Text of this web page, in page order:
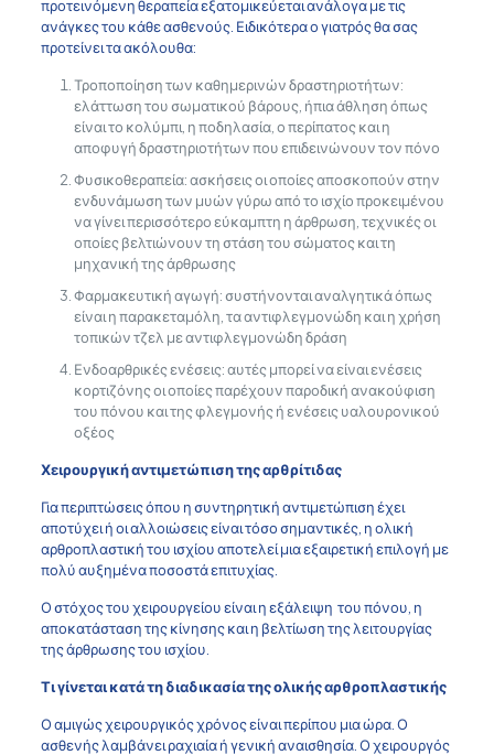
προτεινόμενη θεραπεία εξατομικεύεται ανάλογα με τις
ανάγκες του κάθε ασθενούς. Ειδικότερα ο γιατρός θα σας
προτείνει τα ακόλουθα:
Τροποποίηση των καθημερινών δραστηριοτήτων:
ελάττωση του σωματικού βάρους, ήπια άθληση όπως
είναι το κολύμπι, η ποδηλασία, ο περίπατος και η
αποφυγή δραστηριοτήτων που επιδεινώνουν τον πόνο
Φυσικοθεραπεία: ασκήσεις οι οποίες αποσκοπούν στην
ενδυνάμωση των μυών γύρω από το ισχίο προκειμένου
να γίνει περισσότερο εύκαμπτη η άρθρωση, τεχνικές οι
οποίες βελτιώνουν τη στάση του σώματος και τη
μηχανική της άρθρωσης
Φαρμακευτική αγωγή: συστήνονται αναλγητικά όπως
είναι η παρακεταμόλη, τα αντιφλεγμονώδη και η χρήση
τοπικών τζελ με αντιφλεγμονώδη δράση
Ενδοαρθρικές ενέσεις: αυτές μπορεί να είναι ενέσεις
κορτιζόνης οι οποίες παρέχουν παροδική ανακούφιση
του πόνου και της φλεγμονής ή ενέσεις υαλουρονικού
οξέος
Χειρουργική αντιμετώπιση της αρθρίτιδας
Για περιπτώσεις όπου η συντηρητική αντιμετώπιση έχει
αποτύχει ή οι αλλοιώσεις είναι τόσο σημαντικές, η ολική
αρθροπλαστική του ισχίου αποτελεί μια εξαιρετική επιλογή με
πολύ αυξημένα ποσοστά επιτυχίας.
Ο στόχος του χειρουργείου είναι η εξάλειψη του πόνου, η
αποκατάσταση της κίνησης και η βελτίωση της λειτουργίας
της άρθρωσης του ισχίου.
Τι γίνεται κατά τη διαδικασία της ολικής αρθροπλαστικής
Ο αμιγώς χειρουργικός χρόνος είναι περίπου μια ώρα. Ο
ασθενής λαμβάνει ραχιαία ή γενική αναισθησία. Ο χειρουργός